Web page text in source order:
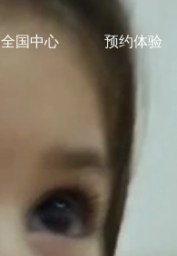
全国中心 预约体验